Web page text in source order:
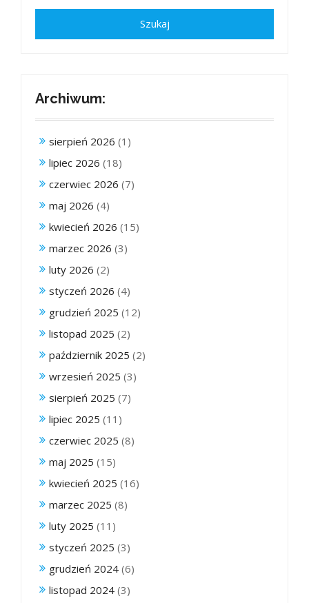
Archiwum:
sierpień 2026 (1)
lipiec 2026 (18)
czerwiec 2026 (7)
maj 2026 (4)
kwiecień 2026 (15)
marzec 2026 (3)
luty 2026 (2)
styczeń 2026 (4)
grudzień 2025 (12)
listopad 2025 (2)
październik 2025 (2)
wrzesień 2025 (3)
sierpień 2025 (7)
lipiec 2025 (11)
czerwiec 2025 (8)
maj 2025 (15)
kwiecień 2025 (16)
marzec 2025 (8)
luty 2025 (11)
styczeń 2025 (3)
grudzień 2024 (6)
listopad 2024 (3)